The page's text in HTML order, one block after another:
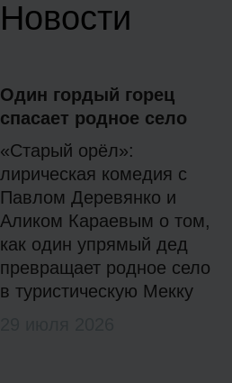
Новости
Один гордый горец
спасает родное село
«Старый орёл»:
лирическая комедия с
Павлом Деревянко и
Аликом Караевым о том,
как один упрямый дед
превращает родное село
в туристическую Мекку